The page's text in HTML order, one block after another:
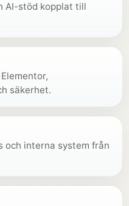
AI-stöd kopplat till
säkerhet.
och interna system från